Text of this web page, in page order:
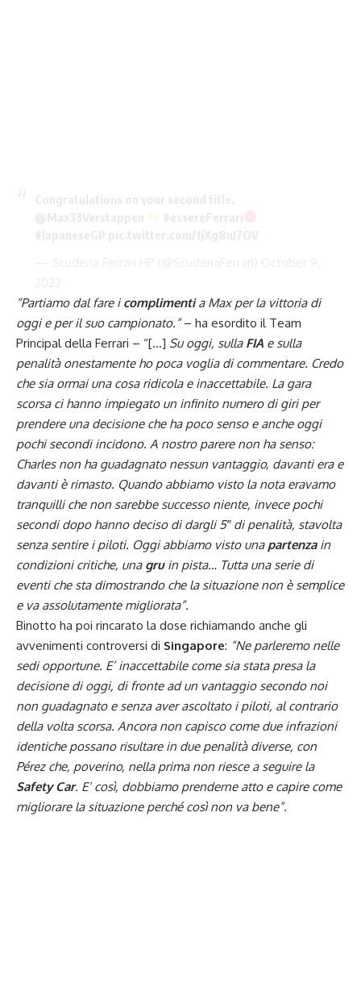
“Partiamo dal fare i complimentia Max per la vittoria di
oggi e per il suo campionato.”– ha esordito il Team
Principal della Ferrari – “[…] Su oggi, sulla FIA e sulla
penalità onestamente ho poca voglia di commentare. Credo
che sia ormai una cosa ridicola e inaccettabile. La gara
scorsa ci hanno impiegato un infinito numero di giri per
prendere una decisione che ha poco senso e anche oggi
pochi secondi incidono. A nostro parere non ha senso:
Charles non ha guadagnato nessun vantaggio, davanti era e
davanti è rimasto. Quando abbiamo visto la nota eravamo
tranquilli che non sarebbe successo niente, invece pochi
secondi dopo hanno deciso di dargli 5″ di penalità, stavolta
senza sentire i piloti. Oggi abbiamo visto una partenzain
condizioni critiche, una gruin pista… Tutta una serie di
eventi che sta dimostrando che la situazione non è semplice
e va assolutamente migliorata”.
Binotto ha poi rincarato la dose richiamando anche gli
avvenimenti controversi di Singapore: “Ne parleremo nelle
sedi opportune. E’ inaccettabile come sia stata presa la
decisione di oggi, di fronte ad un vantaggio secondo noi
non guadagnato e senza aver ascoltato i piloti, al contrario
della volta scorsa. Ancora non capisco come due infrazioni
identiche possano risultare in due penalità diverse, con
Pérez che, poverino, nella prima non riesce a seguire la
Safety Car. E’ così, dobbiamo prenderne atto e capire come
migliorare la situazione perché così non va bene”.